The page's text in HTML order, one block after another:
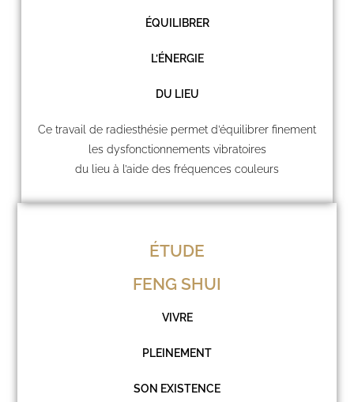
ÉQUILIBRER
L’ÉNERGIE
DU LIEU
Ce travail de radiesthésie permet d’équilibrer finement
les dysfonctionnements vibratoires
du lieu à l’aide des fréquences couleurs
ÉTUDE
FENG SHUI
VIVRE
PLEINEMENT
SON EXISTENCE